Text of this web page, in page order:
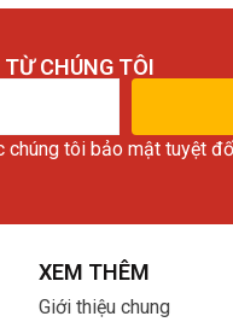
CHÚNG TÔI
chúng tôi bảo mật tuyệt
XEM THÊM
Giới thiệu chung